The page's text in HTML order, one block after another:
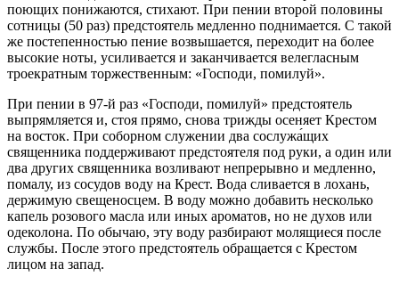
поющих понижаются, стихают. При пении второй половины
сотницы (50 раз) предстоятель медленно поднимается. С такой
же постепенностью пение возвышается, переходит на более
высокие ноты, усиливается и заканчивается велегласным
троекратным торжественным: «Господи, помилуй».
При пении в 97-й раз «Господи, помилуй» предстоятель
выпрямляется и, стоя прямо, снова трижды осеняет Крестом
на восток. При соборном служении два сослужа́щих
священника поддерживают предстоятеля под руки, а один или
два других священника возливают непрерывно и медленно,
помалу, из сосудов воду на Крест. Вода сливается в лохань,
держимую свещеносцем. В воду можно добавить несколько
капель розового масла или иных ароматов, но не духов или
одеколона. По обычаю, эту воду разбирают молящиеся после
службы. После этого предстоятель обращается с Крестом
лицом на запад.